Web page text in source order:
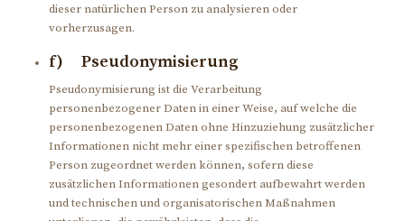
dieser natürlichen Person zu analysieren oder
vorherzusagen.
f) Pseudonymisierung
Pseudonymisierung ist die Verarbeitung
personenbezogener Daten in einer Weise, auf welche die
personenbezogenen Daten ohne Hinzuziehung zusätzlicher
Informationen nicht mehr einer spezifischen betroffenen
Person zugeordnet werden können, sofern diese
zusätzlichen Informationen gesondert aufbewahrt werden
und technischen und organisatorischen Maßnahmen